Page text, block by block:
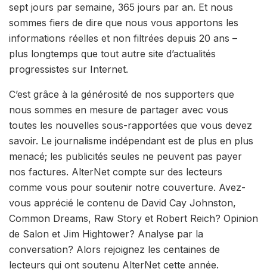
sept jours par semaine, 365 jours par an. Et nous
sommes fiers de dire que nous vous apportons les
informations réelles et non filtrées depuis 20 ans –
plus longtemps que tout autre site d’actualités
progressistes sur Internet.
C’est grâce à la générosité de nos supporters que
nous sommes en mesure de partager avec vous
toutes les nouvelles sous-rapportées que vous devez
savoir. Le journalisme indépendant est de plus en plus
menacé; les publicités seules ne peuvent pas payer
nos factures. AlterNet compte sur des lecteurs
comme vous pour soutenir notre couverture. Avez-
vous apprécié le contenu de David Cay Johnston,
Common Dreams, Raw Story et Robert Reich? Opinion
de Salon et Jim Hightower? Analyse par la
conversation? Alors rejoignez les centaines de
lecteurs qui ont soutenu AlterNet cette année.